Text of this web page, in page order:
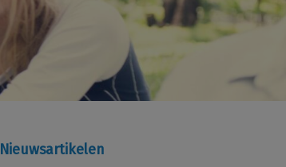
Nieuwsartikelen